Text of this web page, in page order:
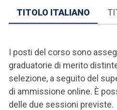
TITOLO ITALIANO
I posti del corso sono
graduatorie di merito
selezione, a seguito del
di ammissione online. È
delle due sessioni previste.